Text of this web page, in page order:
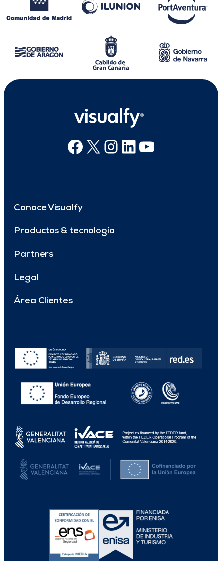
Facebook
X Instagram
Linkedin
Youtube
Conoce Visualfy
Productos & tecnología
Partners
Legal
Área Clientes